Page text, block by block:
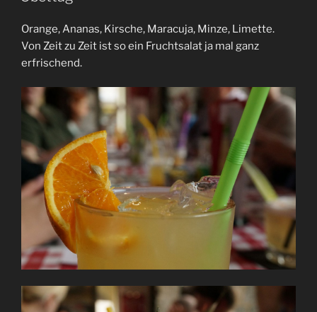
Orange, Ananas, Kirsche, Maracuja, Minze, Limette.
Von Zeit zu Zeit ist so ein Fruchtsalat ja mal ganz
erfrischend.